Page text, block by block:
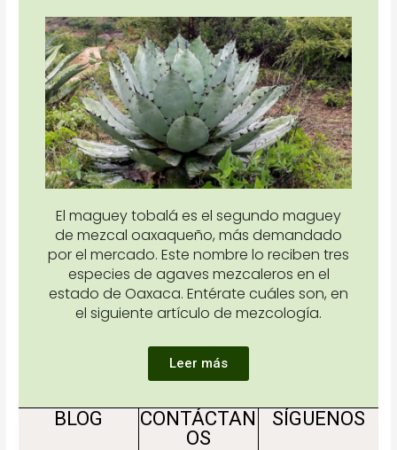
El maguey tobalá es el segundo maguey
de mezcal oaxaqueño, más demandado
por el mercado. Este nombre lo reciben tres
especies de agaves mezcaleros en el
estado de Oaxaca. Entérate cuáles son, en
el siguiente artículo de mezcología.
Leer más
BLOG
CONTÁCTAN
OS
SÍGUENOS